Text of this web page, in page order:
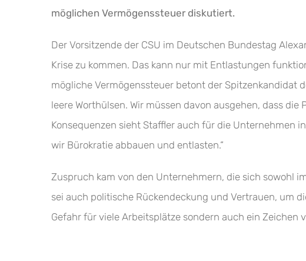
möglichen Vermögenssteuer diskutiert.
Der Vorsitzende der CSU im Deutschen Bundestag
Krise zu kommen. Das kann nur mit Entlastungen
mögliche Vermögenssteuer betont der Spitzenkandidat
leere Worthülsen. Wir müssen davon ausgehen, dass
Konsequenzen sieht Staffler auch für die Unternehmen
wir Bürokratie abbauen und entlasten.“
Zuspruch kam von den Unternehmern, die sich sowohl
sei auch politische Rückendeckung und Vertrauen, um
Gefahr für viele Arbeitsplätze sondern auch ein Zeichen